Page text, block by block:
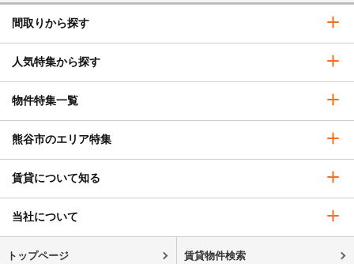
間取りから探す
人気特集から探す
物件特集一覧
熊谷市のエリア特集
賃貸について知る
当社について
トップページ 賃貸物件検索